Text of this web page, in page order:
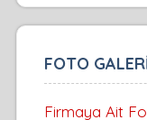
FOTO
Firmaya Ait